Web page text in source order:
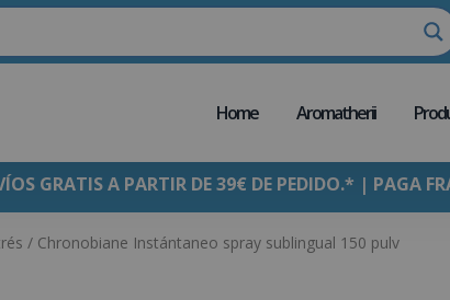
Home Aromatherii
GRATIS A PARTIR DE 39€ DE PEDIDO.* | PAGA
/ Chronobiane Instántaneo spray sublingual 150 pulv